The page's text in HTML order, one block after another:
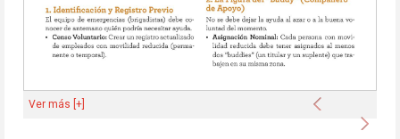
Anterior
Ver más [+]